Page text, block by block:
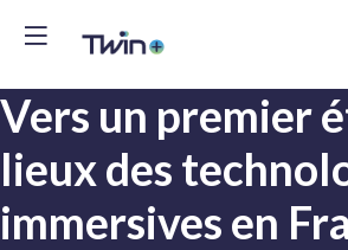
Vers un premier
lieux des
immersives en